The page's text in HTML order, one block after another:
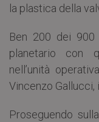
la plastica della
Ben 200 dei 900
planetario con
nell’unità
Vincenzo Gallucci,
Proseguendo